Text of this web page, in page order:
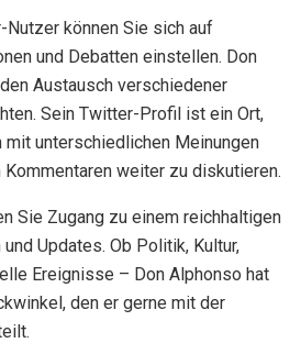
können Sie sich auf
und Debatten einstellen. Don
Austausch verschiedener
Sein Twitter-Profil ist ein Ort,
unterschiedlichen Meinungen
weiter zu diskutieren.
Sie Zugang zu einem reichhaltigen
Updates. Ob Politik, Kultur,
Ereignisse – Don Alphonso hat
den er gerne mit der